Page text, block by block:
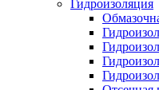
Гидроизоляция